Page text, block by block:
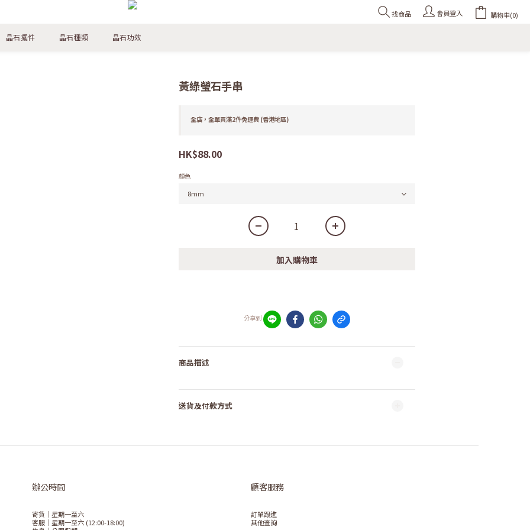
找商品 會員登入 購物車(0)
晶石擺件 晶石種類 晶石功效
黃綠瑩石手串
全店，全單買滿2件免運費 (香港地區)
HK$88.00
顏色
加入購物車
分享到
商品描述
送貨及付款方式
辦公時間
寄貨｜星期一至六
客服｜星期一至六 (12:00-18:00)
顧客服務
訂單跟進
其他查詢